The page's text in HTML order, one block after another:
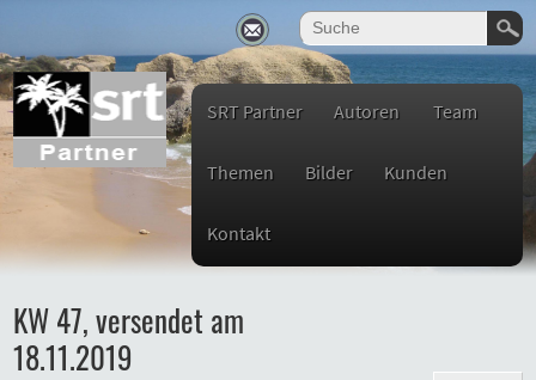
SRT Partner Autoren Team
Themen Bilder Kunden
Kontakt
KW 47, versendet am
18.11.2019